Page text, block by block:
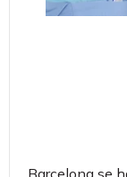
Barcelona se